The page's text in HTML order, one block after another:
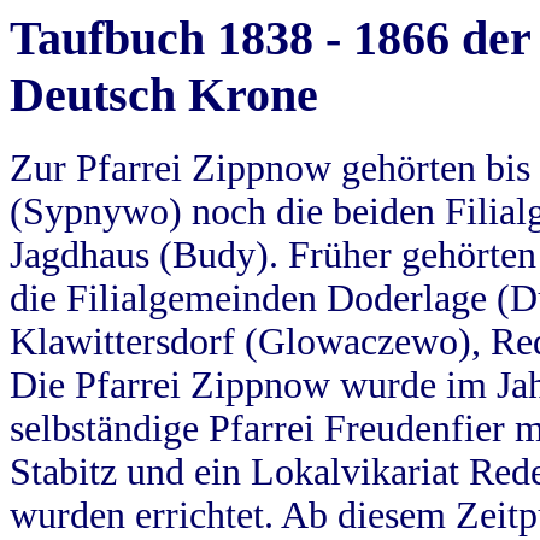
Taufbuch 1838 - 1866
Deutsch Krone
Zur Pfarrei Zippnow gehörten
(Sypnywo) noch die beiden
Jagdhaus (Budy). Früher
die Filialgemeinden Doderlage
Klawittersdorf (Glowaczewo),
Die Pfarrei Zippnow wurde im
selbständige Pfarrei Freudenfier
Stabitz und ein Lokalvikariat
wurden errichtet. Ab diesem